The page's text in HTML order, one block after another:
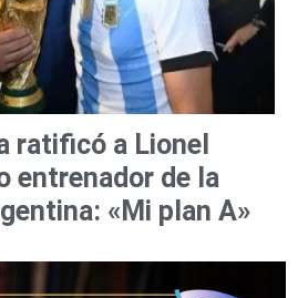
ratificó a Lionel
entrenador de la
«Mi plan A»